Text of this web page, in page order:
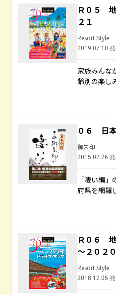
Ｒ０５
２１
Resort Style
2019.07.10
家族みんな
齢別の楽し
０６ 日
御朱印
2015.02.26
「凄い編
府県を網羅
Ｒ０６
～２０２０
Resort Style
2018.12.05